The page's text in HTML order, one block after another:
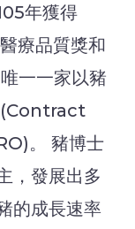
年獲得
療品質獎和
一一家以豬
(Contract
。 豬博士
，發展出多
的成長速率